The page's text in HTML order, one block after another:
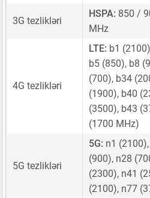
3G tezlikləri
HSPA: 850 /
MHz
4G tezlikləri
LTE: b1
b5 (850), b8
(700), b34
(1900), b40
(3500), b43
(1700 MHz)
5G tezlikləri
5G: n1
(900), n28
(2300), n41
(2100), n77